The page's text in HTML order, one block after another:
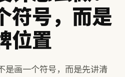
符号，而是
位置
是画一个符号，而是先讲清